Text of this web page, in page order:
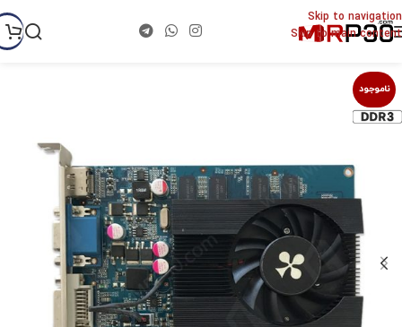
Skip to navigation
Skip to main content
ناموجود